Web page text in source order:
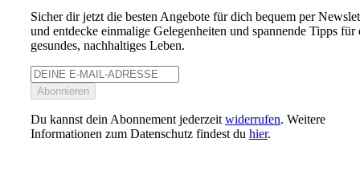
Sicher dir jetzt die besten Angebote für dich bequem per
und entdecke einmalige Gelegenheiten und spannende Tipps für
gesundes, nachhaltiges Leben.
Abonnieren
Du kannst dein Abonnement jederzeit widerrufen. Weitere
Informationen zum Datenschutz findest du hier.